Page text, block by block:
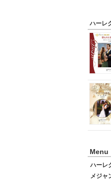
ハーレ
Menu
ハーレ
メジャ